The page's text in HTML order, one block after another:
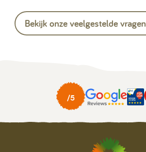
Bekijk onze veelgestelde vragen